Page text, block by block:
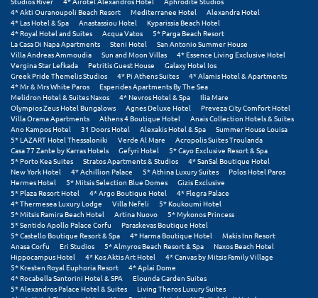
Σαμοθράκη
Σάμος
Σαντορίνη
Σέριφος
Σέρρες
Σιθωνία
Σίκινος
Σίφνος
Σκαφιδιά Ηλείας
Σκιάθος
Σκόπελος
4* Akti Ouranoupoli Beach Resort
Mediterranee Hotel
Alexandra Hotel
4* Las Hotel & Spa
Anastassiou Hotel
Kyparissia Beach Hotel
4* Royal Hotel and Suites
Acqua Vatos
5* Parga Beach Resort
La Casa Di Napa Apartments
Steni Hotel
San Antonio Summer House
Villa Andreas Ammoudia
Sun and Moon Villas
4* Essence Living Exclusive Hotel
Vergina Star Lefkada
Petritis Guest House
Galaxy Hotel Ios
Greek Pride Themelis Studios
4* Pi Athens Suites
4* Alamis Hotel & Apartments
4* Mr & Mrs White Paros
Esperides Apartments By The Sea
Melidron Hotel & Suites Naxos
4* Nevros Hotel & Spa
Ilia Mare
Olympios Zeus Hotel Bungalows
Agnes Deluxe Hotel
Preveza City Comfort Hotel
Villa Orama Apartments
Athens 4 Boutique Hotel
Anais Collection Hotels & Suites
Ano Kampos Hotel
31 Doors Hotel Alexakis Hotel & Spa
Summer House Louisa
5* LAZART Hotel Thessaloniki
Verde Al Mare
Acropolis Suites Troulanda
Casa 77 Zante by Karras Hotels
Gefyri Hotel
5* Cayo Exclusive Resort & Spa
5* Porto Kea Suites
Stratos Apartments & Studios
4* SanSal Boutique Hotel
New York Hotel
4* Achillion Palace 5* Athina Luxury Suites
Polos Hotel Paros
Hermes Hotel
5* Mitsis Selection Blue Domes
Gizis Exclusive
5* Plaza Resort Hotel
4* Argo Boutique Hotel
4* Flegra Palace
4* Thermesea Luxury Lodge
Villa Nefeli
5* Koukoumi Hotel
5* Mitsis Ramira Beach Hotel
Artina Nuovo
5* Mykonos Princess
5* Sentido Apollo Palace Corfu
Paraskevas Boutique Hotel
5* Castello Boutique Resort & Spa
4* Harma Boutique Hotel
Makis Inn Resort
Anasa Corfu
Eri Studios 5* Almyros Beach Resort & Spa
Naxos Beach Hotel
Hippocampus Hotel
4* Kos Aktis Art Hotel
4* Canvas by Mitsis Family Village
5* Kresten Royal Euphoria Resort
4* Aplai Dome
4* Rocabella Santorini Hotel & SPA
Elounda Garden Suites
5* Alexandros Palace Hotel & Suites
Living Theros Luxury Suites